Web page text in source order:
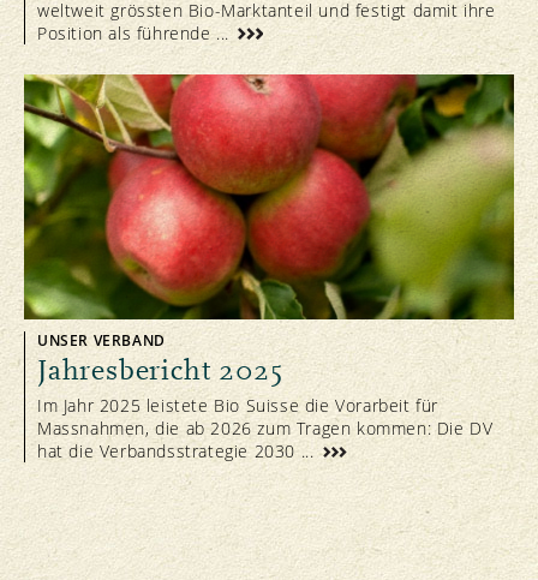
weltweit grössten Bio-Marktanteil und festigt damit ihre
Position als führende ...
UNSER VERBAND
Jahresbericht 2025
Im Jahr 2025 leistete Bio Suisse die Vorarbeit für
Massnahmen, die ab 2026 zum Tragen kommen: Die DV
hat die Verbandsstrategie 2030 ...